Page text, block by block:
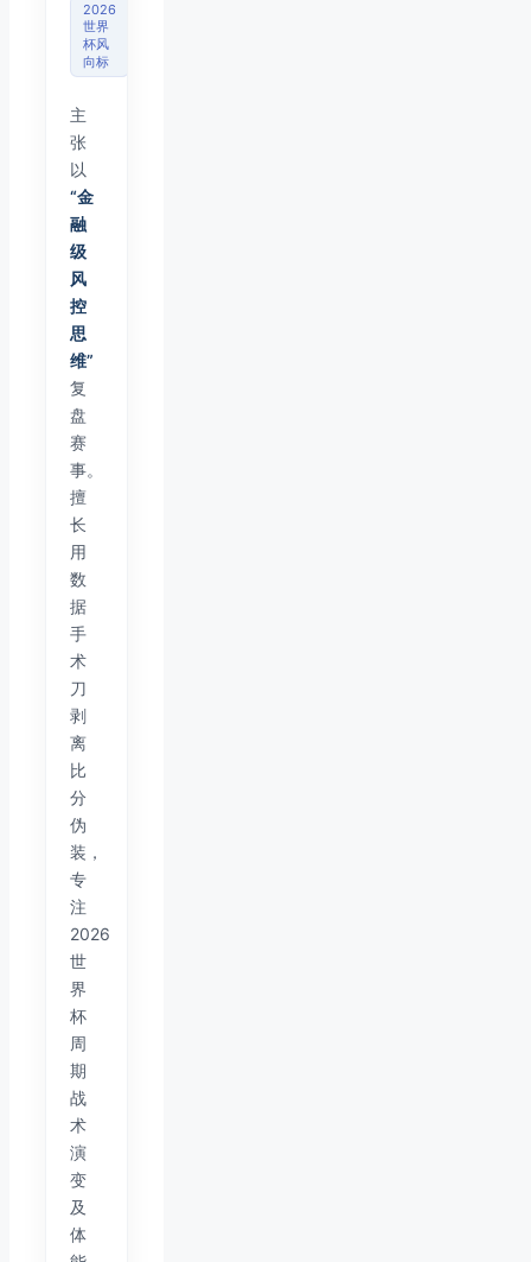
2026
世界
杯风
向标
主
张
以
“金
融
级
风
控
思
维”
复
盘
赛
事。
擅
长
用
数
据
手
术
刀
剥
离
比
分
伪
装，
专
注
2026
世
界
杯
周
期
战
术
演
变
及
体